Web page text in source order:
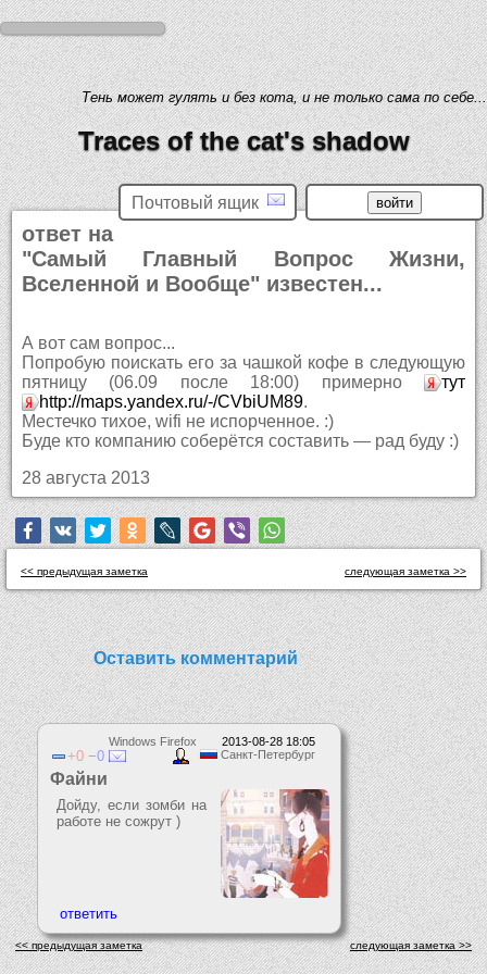
Тень может гулять и без кота, и не только сама по себе...
Traces of the cat's shadow
Почтовый ящик
ответ на
"Самый Главный Вопрос Жизни,
Вселенной и Вообще" известен...
А вот сам вопрос...
Попробую поискать его за чашкой кофе в следующую
пятницу (06.09 после 18:00) примерно
тут
http://maps.yandex.ru/-/CVbiUM89.
Местечко тихое, wifi не испорченное. :)
Буде кто компанию соберётся составить — рад буду :)
28 августа 2013
<< предыдущая заметка следующая заметка >>
Оставить комментарий
2013-08-28 18:05
Windows Firefox
Санкт-Петербург
0 0
Файни
Дойду, если зомби на
работе не сожрут )
<< предыдущая заметка следующая заметка >>